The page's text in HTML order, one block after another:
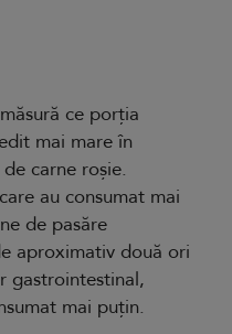
ce porția
mai mare în
carne roșie.
au consumat mai
de pasăre
aproximativ două ori
gastrointestinal,
mai puțin.